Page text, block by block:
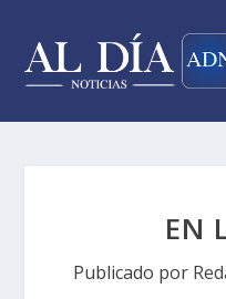
EN
Publicado por